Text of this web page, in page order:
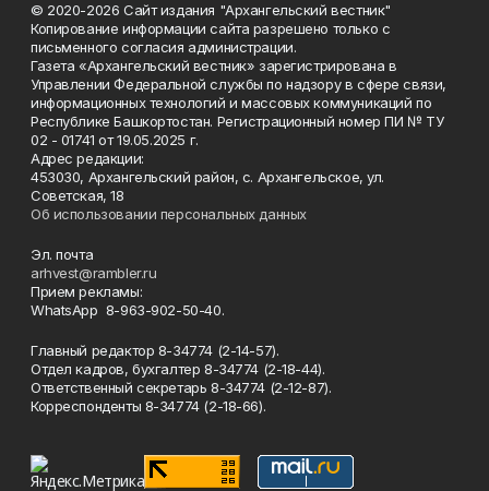
© 2020-2026 Сайт издания "Архангельский вестник"
Копирование информации сайта разрешено только с
письменного согласия администрации.
Газета «Архангельский вестник» зарегистрирована в
Управлении Федеральной службы по надзору в сфере связи,
информационных технологий и массовых коммуникаций по
Республике Башкортостан. Регистрационный номер ПИ № ТУ
02 - 01741 от 19.05.2025 г.
Адрес редакции:
453030, Архангельский район, с. Архангельское, ул.
Советская, 18
Об использовании персональных данных
Эл. почта
arhvest@rambler.ru
Прием рекламы:
WhatsApp 8-963-902-50-40.
Главный редактор 8-34774 (2-14-57).
Отдел кадров, бухгалтер 8-34774 (2-18-44).
Ответственный секретарь 8-34774 (2-12-87).
Корреспонденты 8-34774 (2-18-66).